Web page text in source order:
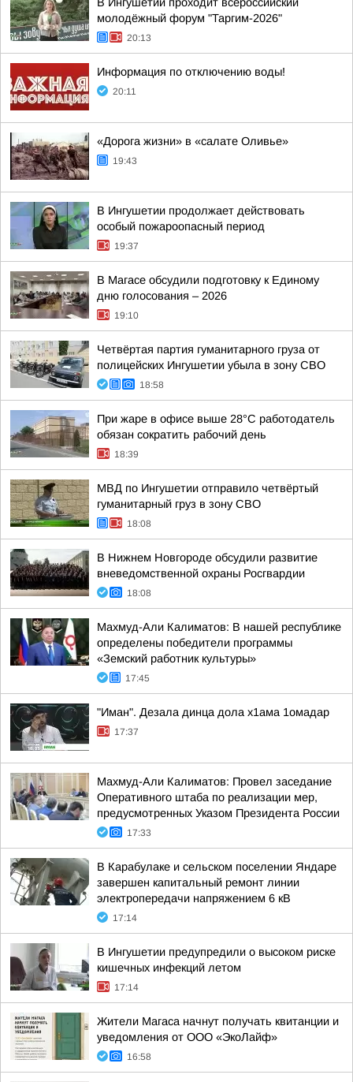
молодёжный форум "Таргим-2026"
20:13
Информация по отключению воды!
20:11
«Дорога жизни» в «салате Оливье»
19:43
В Ингушетии продолжает действовать
особый пожароопасный период
19:37
В Магасе обсудили подготовку к Единому
дню голосования – 2026
19:10
Четвёртая партия гуманитарного груза от
полицейских Ингушетии убыла в зону СВО
18:58
При жаре в офисе выше 28°C работодатель
обязан сократить рабочий день
18:39
МВД по Ингушетии отправило четвёртый
гуманитарный груз в зону СВО
18:08
В Нижнем Новгороде обсудили развитие
вневедомственной охраны Росгвардии
18:08
Махмуд-Али Калиматов: В нашей республике
определены победители программы
«Земский работник культуры»
17:45
"Иман". Дезала динца дола х1ама 1омадар
17:37
Махмуд-Али Калиматов: Провел заседание
Оперативного штаба по реализации мер,
предусмотренных Указом Президента России
17:33
В Карабулаке и сельском поселении Яндаре
завершен капитальный ремонт линии
электропередачи напряжением 6 кВ
17:14
В Ингушетии предупредили о высоком риске
кишечных инфекций летом
17:14
Жители Магаса начнут получать квитанции и
уведомления от ООО «ЭкоЛайф»
16:58